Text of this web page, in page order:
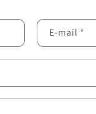
E-mail *